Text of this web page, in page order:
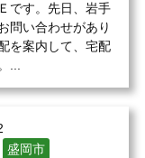
です。先日、岩手
問い合わせがあり
を案内して、宅配
...
盛岡市